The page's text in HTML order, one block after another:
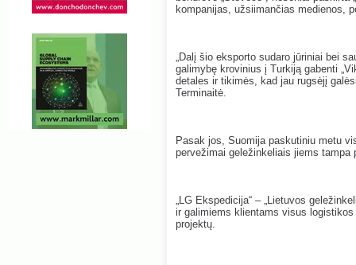
kompanijas, užsiimančias medienos,
„Dalį šio eksporto sudaro jūriniai bei
galimybę krovinius į Turkiją gabenti
detales ir tikimės, kad jau rugsėjį
Terminaitė.
Pasak jos, Suomija paskutiniu metu
pervežimai geležinkeliais jiems tampa
„LG Ekspedicija“ – „Lietuvos
ir galimiems klientams visus
projektų.